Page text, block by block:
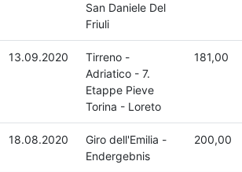
San Daniele Del
Friuli
13.09.2020
Tirreno -
Adriatico - 7.
Etappe Pieve
Torina - Loreto
181,00
18.08.2020
Giro dell'Emilia -
Endergebnis
200,00